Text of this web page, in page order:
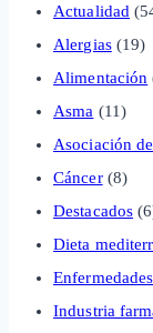
Actualidad
Alergias(19)
Alimentación
Asma (11)
Asociación
Cáncer(8)
Destacados
Dieta
Enfermedades
Industria